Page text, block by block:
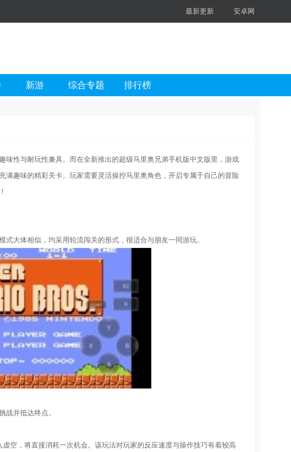
最新更新 安卓网
新游 综合专题 排行榜
味性与耐玩性兼具。而在全新推出的超级马里奥兄弟手机版中文版里，游戏
趣味的精彩关卡。玩家需要灵活操控马里奥角色，开启专属于自己的冒险
大体相似，均采用轮流闯关的形式，很适合与朋友一同游玩。
战并抵达终点。
空，将直接消耗一次机会。该玩法对玩家的反应速度与操作技巧有着较高